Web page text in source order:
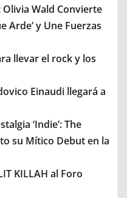
Wald Convierte
Arde’ y Une Fuerzas
llevar el rock y los
Einaudi llegará a
‘Indie’: The
su Mítico Debut en la
KILLAH al Foro